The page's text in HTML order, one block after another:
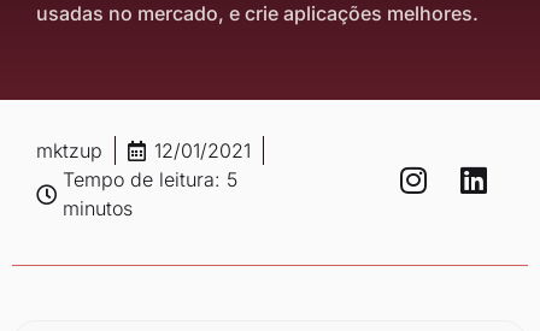
usadas no mercado, e crie aplicações melhores.
mktzup
12/01/2021
Tempo de leitura: 5
minutos